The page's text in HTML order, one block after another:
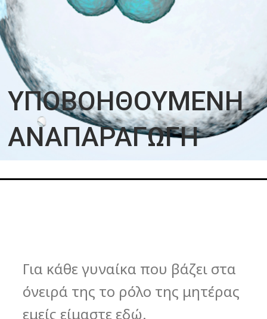
ΥΠΟΒΟΗΘΟΥΜΕΝΗ
ΑΝΑΠΑΡΑΓΩΓΗ
Για κάθε γυναίκα που βάζει στα
όνειρά της το ρόλο της μητέρας
εμείς είμαστε εδώ.